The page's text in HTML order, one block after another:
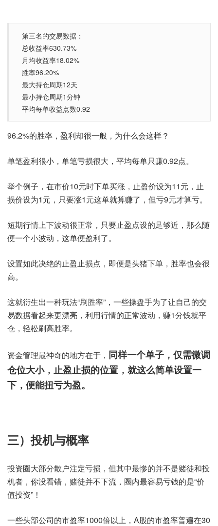
第三名的交易数据：
总收益率630.73%
月均收益率18.02%
胜率96.20%
最大持仓周期12天
最小持仓周期1分钟
平均每单收益点数0.92
96.2%的胜率，盈利却很一般，为什么会这样？
单笔盈利很小，单笔亏损很大，平均每单只赚0.92点。
举个例子，在市价10元时下单买涨，止盈价设为11元，止
损价设为1元，只要涨1元这单就算赚了，但亏9元才算亏。
短期行情上下波动很正常，只要止盈点设的足够近，那么随
便一个小波动，这单便盈利了。
设置如此决绝的止盈止损点，即便是头猪下单，胜率也会很
高。
这就衍生出一种玩法“刷胜率”，一些操盘手为了让自己的交
易数据看起来更漂亮，利用行情的正常波动，赚1分钱就平
仓，轻松刷高胜率。
资金管理最神奇的地方在于， 同样一个单子，仅需微调
仓位大小，止盈止损的位置，就这么简单设置一
下，便能扭亏为盈。
三）投机与概率
投资圈大部分散户注定亏损，但其中最惨的并不是赌徒和投
机者，你没看错，赌徒并不下流，圈内最容易亏钱的是“价
值投资”！
一些头部公司的市盈率1000倍以上，A股的市盈率普遍在30